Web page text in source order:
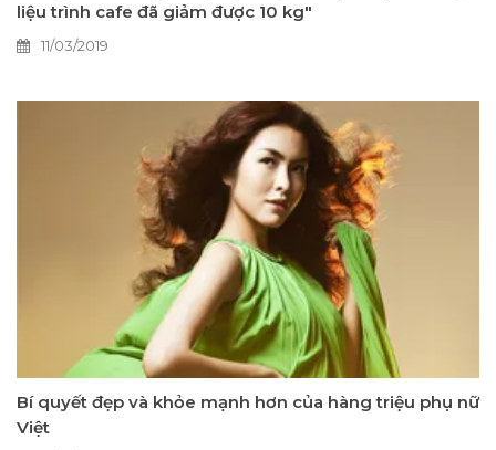
liệu trình cafe đã giảm được 10 kg"
11/03/2019
Bí quyết đẹp và khỏe mạnh hơn của hàng triệu phụ nữ
Việt